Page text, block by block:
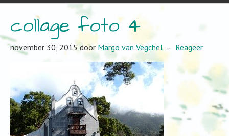
collage foto 4
november 30, 2015 door Margo van Vegchel Reageer